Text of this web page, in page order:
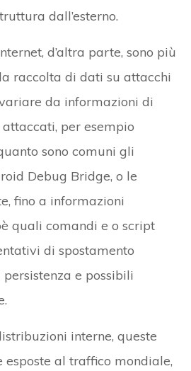
dall’esterno.
d’altra parte, sono più
raccolta di dati su attacchi
da informazioni di
per esempio
sono comuni gli
Debug Bridge, o le
fino a informazioni
quali comandi e o script
di spostamento
e possibili
interne, queste
esposte al traffico mondiale,